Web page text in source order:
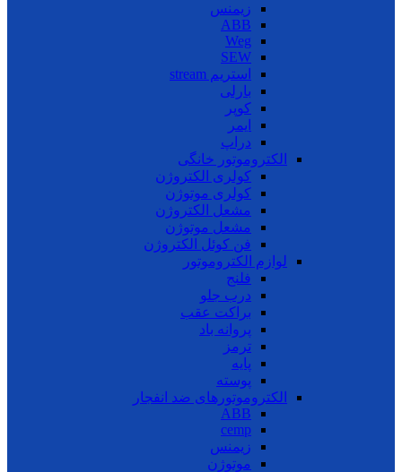
زیمنس
ABB
Weg
SEW
استریم stream
بارلی
کوپر
ایمر
دراپ
الکتروموتور خانگی
کولری الکتروژن
کولری موتوژن
مشعل الکتروژن
مشعل موتوژن
فن کوئل الکتروژن
لوازم الکتروموتور
فلنج
درب جلو
براکت عقب
پروانه باد
ترمز
پایه
پوسته
الکتروموتورهای ضد انفجار
ABB
cemp
زیمنس
موتوژن